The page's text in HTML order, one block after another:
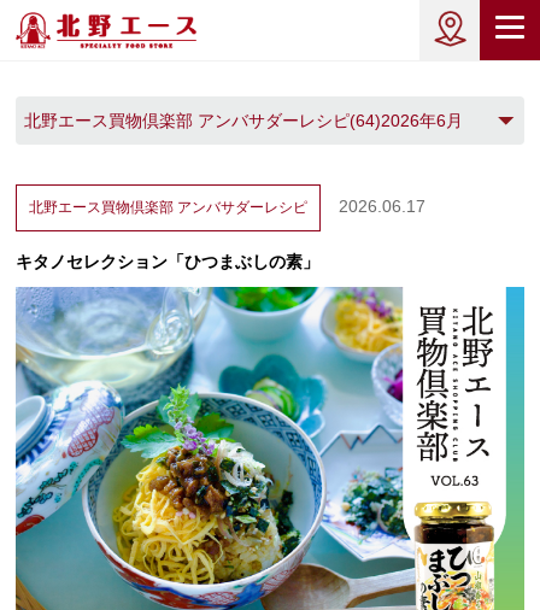
北野エース買物倶楽部 アンバサダーレシピ(64)2026年6月
北野エース買物倶楽部 アンバサダーレシピ 2026.06.17
キタノセレクション「ひつまぶしの素」